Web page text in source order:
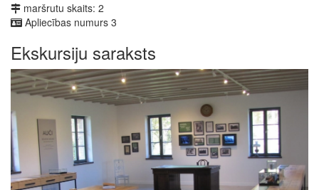
maršrutu skaits: 2
Apliecības numurs 3
Ekskursiju saraksts